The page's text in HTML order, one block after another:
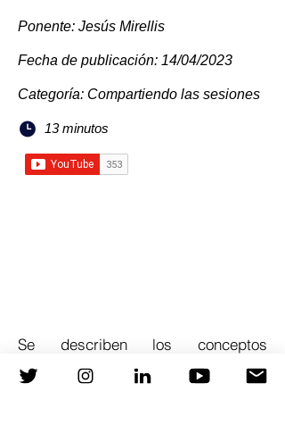
Ponente: Jesús Mirellis
Fecha de publicación: 14/04/2023
Categoría: Compartiendo las sesiones
13 minutos
Se describen los conceptos
ecocardiografía